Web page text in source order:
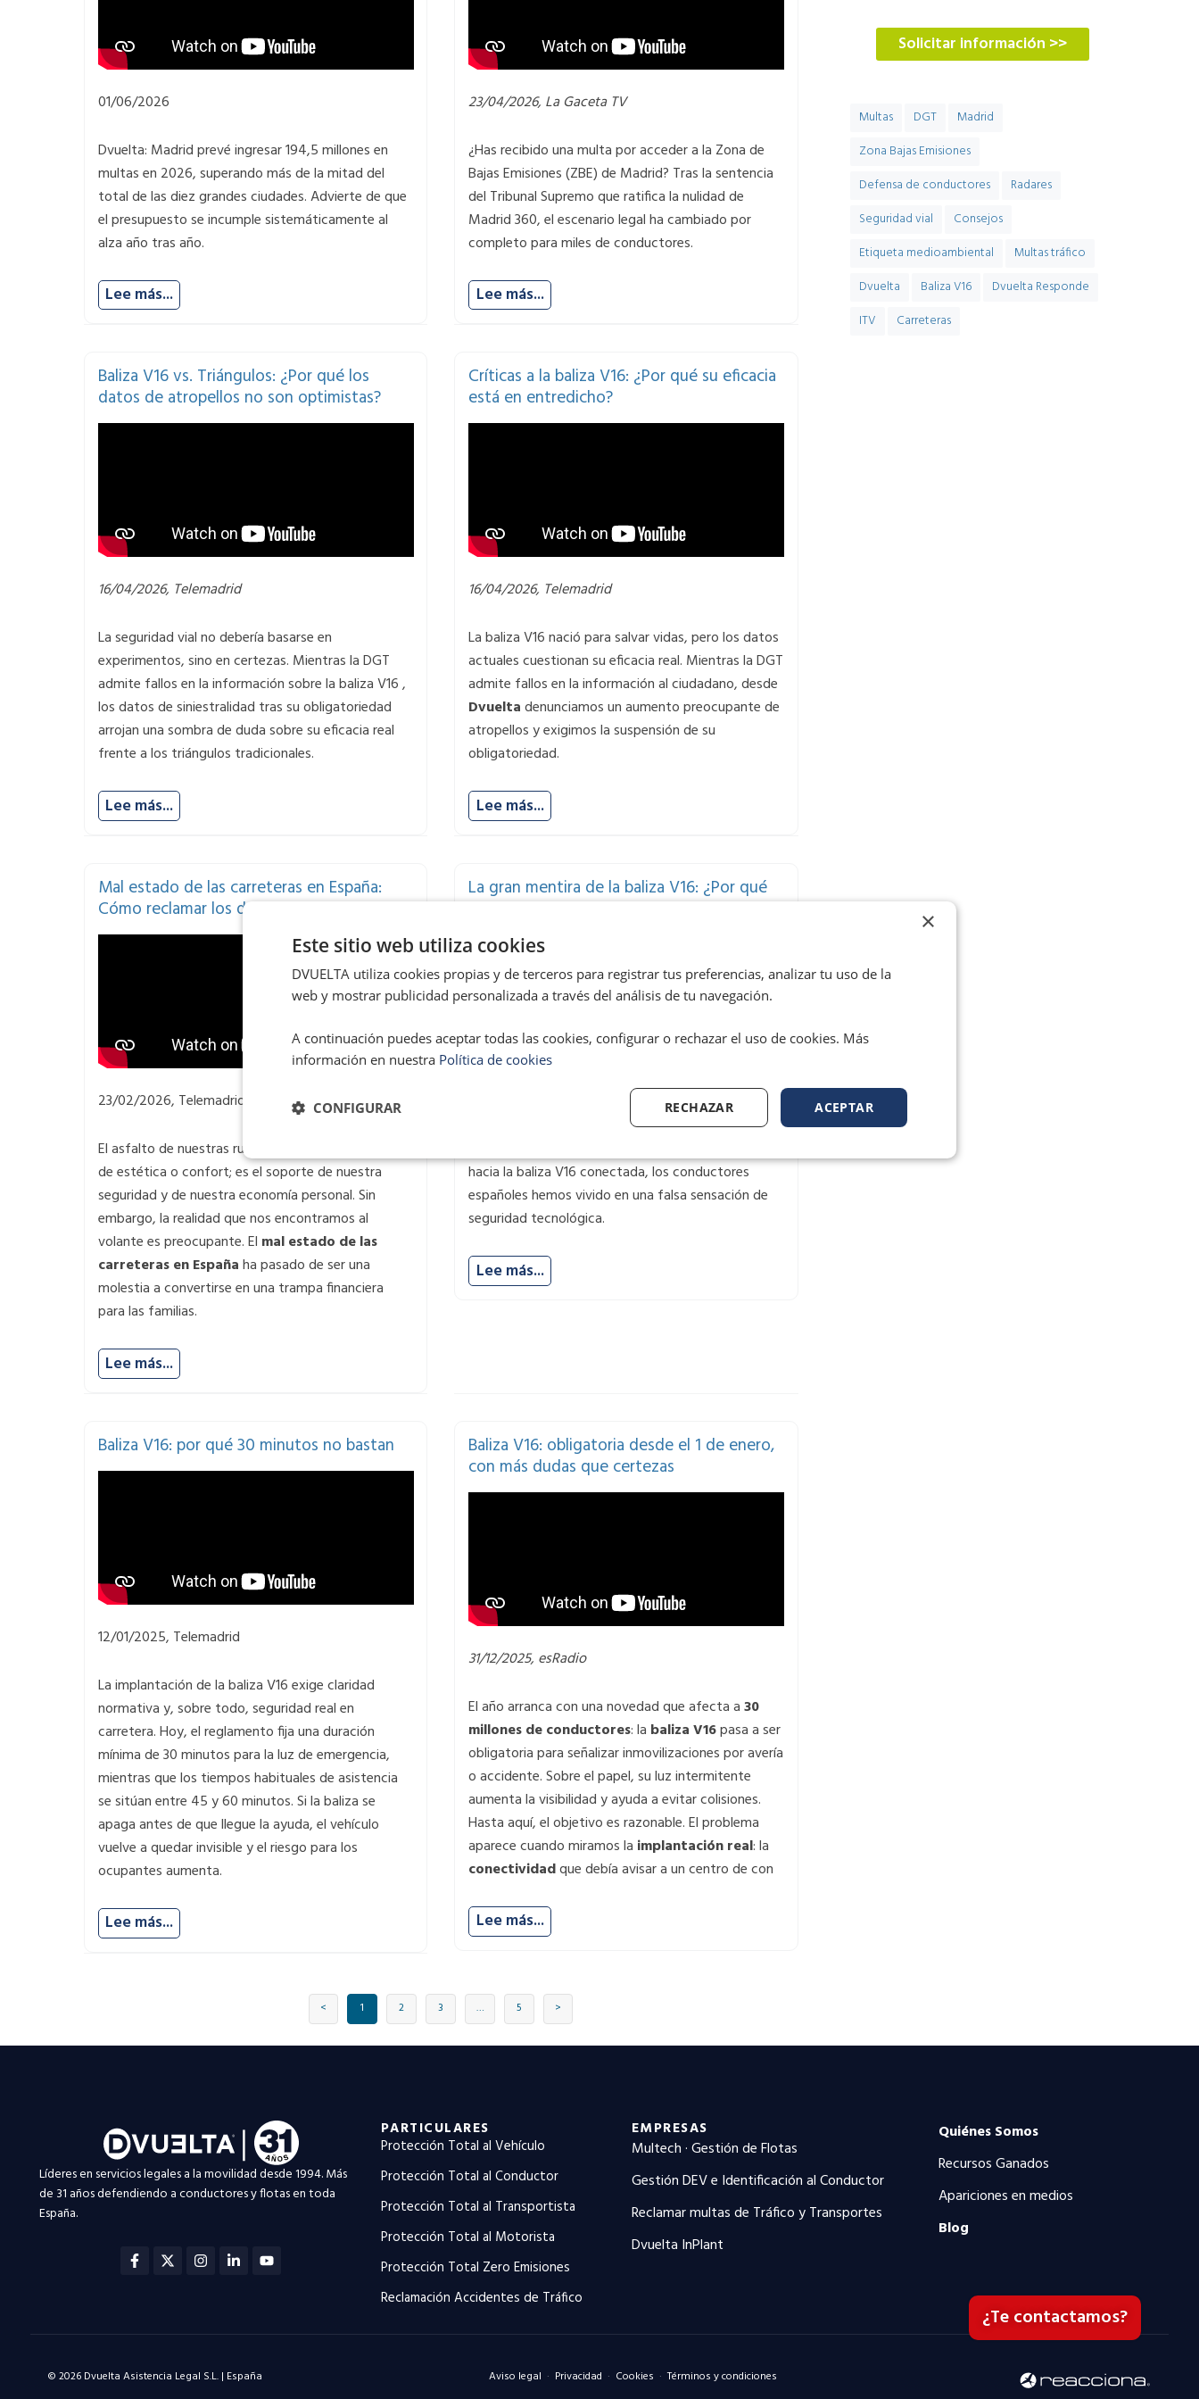
01/06/2026
Dvuelta: Madrid prevé ingresar 194,5 millones en
multas en 2026, superando más de la mitad del
total de las diez grandes ciudades. Advierte de que
el presupuesto se incumple sistemáticamente al
alza año tras año.
Lee más...
23/04/2026, La Gaceta TV
¿Has recibido una multa por acceder a la Zona de
Bajas Emisiones (ZBE) de Madrid? Tras la sentencia
del Tribunal Supremo que ratifica la nulidad de
Madrid 360, el escenario legal ha cambiado por
completo para miles de conductores.
Lee más...
Baliza V16 vs. Triángulos: ¿Por qué los
datos de atropellos no son optimistas?
16/04/2026, Telemadrid
La seguridad vial no debería basarse en
experimentos, sino en certezas. Mientras la DGT
admite fallos en la información sobre la baliza V16 ,
los datos de siniestralidad tras su obligatoriedad
arrojan una sombra de duda sobre su eficacia real
frente a los triángulos tradicionales.
Lee más...
Críticas a la baliza V16: ¿Por qué su eficacia
está en entredicho?
16/04/2026, Telemadrid
La baliza V16 nació para salvar vidas, pero los datos
actuales cuestionan su eficacia real. Mientras la DGT
admite fallos en la información al ciudadano, desde
Dvueltadenunciamos un aumento preocupante de
atropellos y exigimos la suspensión de su
obligatoriedad.
Lee más...
Mal estado de las carreteras en España:
Cómo reclamar los daños de tu vehículo
23/02/2026, Telemadrid
El asfalto de nuestras rutas no es solo una cuestión
de estética o confort; es el soporte de nuestra
seguridad y de nuestra economía personal. Sin
embargo, la realidad que nos encontramos al
volante es preocupante. El mal estado de las
carreteras en Españaha pasado de ser una
molestia a convertirse en una trampa financiera
para las familias.
Lee más...
La gran mentira de la baliza V16: ¿Por qué
tu seguridad sigue dependiendo del 112?
hacia la baliza V16 conectada, los conductores
españoles hemos vivido en una falsa sensación de
seguridad tecnológica.
Lee más...
Baliza V16: por qué 30 minutos no bastan
12/01/2025, Telemadrid
La implantación de la baliza V16 exige claridad
normativa y, sobre todo, seguridad real en
carretera. Hoy, el reglamento fija una duración
mínima de 30 minutos para la luz de emergencia,
mientras que los tiempos habituales de asistencia
se sitúan entre 45 y 60 minutos. Si la baliza se
apaga antes de que llegue la ayuda, el vehículo
vuelve a quedar invisible y el riesgo para los
ocupantes aumenta.
Lee más...
Baliza V16: obligatoria desde el 1 de enero,
con más dudas que certezas
31/12/2025, esRadio
El año arranca con una novedad que afecta a30
millones de conductores: la baliza V16pasa a ser
obligatoria para señalizar inmovilizaciones por avería
o accidente. Sobre el papel, su luz intermitente
aumenta la visibilidad y ayuda a evitar colisiones.
Hasta aquí, el objetivo es razonable. El problema
aparece cuando miramos la implantación real: la
conectividadque debía avisar a un centro de con
Lee más...
< 1 2 3 … 5 >
Solicitar información >>
Multas DGT
Madrid
Zona Bajas Emisiones
Defensa de conductores
Radares
Seguridad vial
Consejos
Etiqueta medioambiental
Multas tráfico
Dvuelta
Baliza V16
Dvuelta Responde
ITV
Carreteras
¿Te contactamos?
Líderes en servicios legales a la movilidad desde 1994. Más
de 31 años defendiendo a conductores y flotas en toda
España.
Facebook-
f
X-
twitter
Instagram
Linkedin-
in
Youtube
PARTICULARES
Protección Total al Vehículo
Protección Total al Conductor
Protección Total al Transportista
Protección Total al Motorista
Protección Total Zero Emisiones
Reclamación Accidentes de Tráfico
EMPRESAS
Multech · Gestión de Flotas
Gestión DEV e Identificación al Conductor
Reclamar multas de Tráfico y Transportes
Dvuelta InPlant
Quiénes Somos
Recursos Ganados
Apariciones en medios
Blog
© 2026 Dvuelta Asistencia Legal S.L. | España Aviso legal · Privacidad · Cookies ·Términos y condiciones
×
Este sitio web utiliza cookies
DVUELTA utiliza cookies propias y de terceros para registrar tus preferencias, analizar tu uso de la
web y mostrar publicidad personalizada a través del análisis de tu navegación.
A continuación puedes aceptar todas las cookies, configurar o rechazar el uso de cookies. Más
información en nuestra Política de cookies
ACEPTAR
RECHAZAR
CONFIGURAR